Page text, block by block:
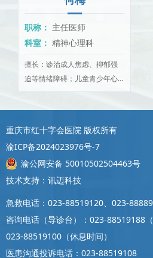
职称： 主任医师
科室： 精神心理科
擅长：诊治成人焦虑、抑郁强
迫等情绪障碍；儿童青少年心
重庆市红十字会医院 版权所有
渝ICP备2024023976号-7
渝公网安备 50010502504463号
技术支持：讯迈科技
急救电话：023-88519120、023-
咨询电话（导诊台）：023-88519188
023-88519100（休息时间）
医患沟通投诉电话：023-88519108